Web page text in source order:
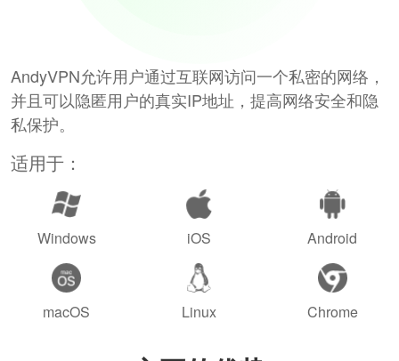
AndyVPN允许用户通过互联网访问一个私密的网络，
并且可以隐匿用户的真实IP地址，提高网络安全和隐
私保护。
适用于：
Windows iOS Android
macOS Linux Chrome